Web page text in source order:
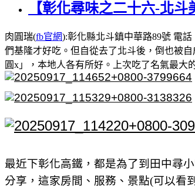
【彰化尋味之二十六-北
肉圓瑞(fb官網):彰化縣北斗鎮中華路89號 電
們基隆才好吃。但自從去了北斗後，倒也被
圓x」，本地人各有所好。上次吃了名氣最大
最近下彰化高鐵，都是為了到田中尋
分享，這家房間、服務、景點(可以看